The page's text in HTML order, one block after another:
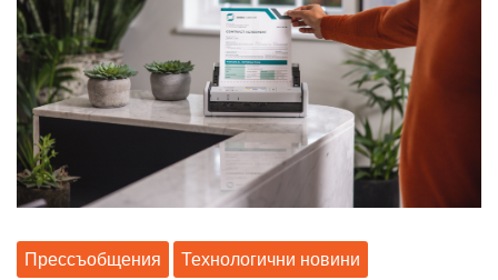
Прессъобщения Технологични новини